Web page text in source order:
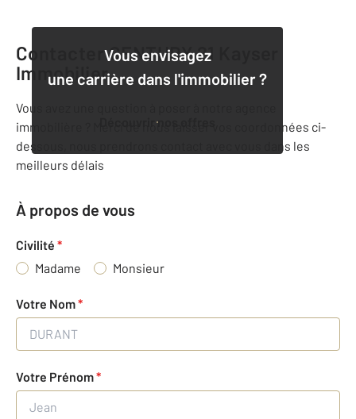
Vous envisagez
une carrière dans l'immobilier ?
Découvrir nos offres
Contacter CENTURY 21 Kayser
Immobilier
Vous avez une question à poser à notre agence
immobilière ? Merci de nous laisser vos coordonnées ci-
dessous, nous prendrons contact avec vous dans les
meilleurs délais
À propos de vous
Civilité *
Madame
Monsieur
Votre Nom*
Votre Prénom*